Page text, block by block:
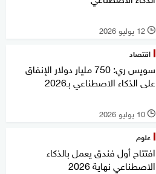
l 12 يوليو 2026
اقتصاد
سويس ري: 750 مليار دولار الإنفاق
على الذكاء الاصطناعي بـ2026
l 10 يوليو 2026
علوم
افتتاح أول فندق يعمل بالذكاء
الاصطناعي نهاية 2026